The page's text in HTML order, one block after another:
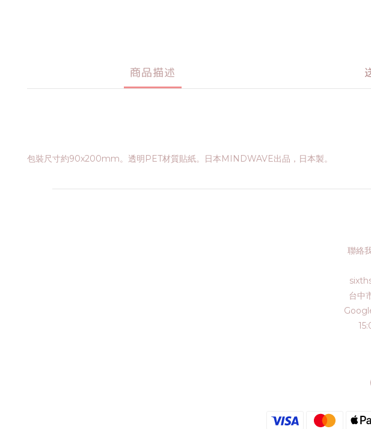
商品描述
包裝尺寸約90x200mm。透明PET材質貼紙。日本MINDWAVE出品，日本製。
聯絡
台中